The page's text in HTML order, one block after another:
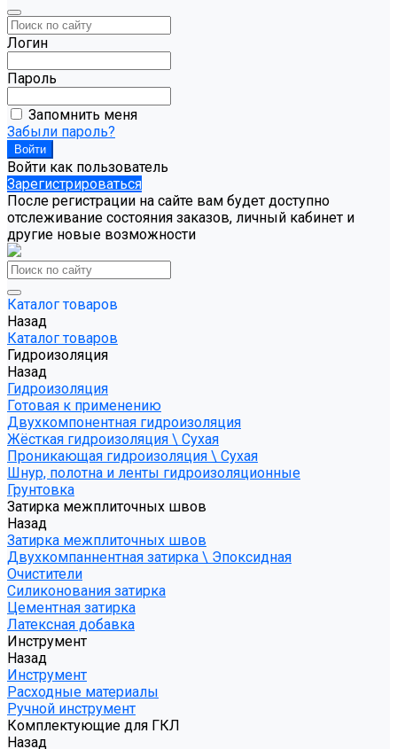
Логин
Пароль
Запомнить меня
Забыли пароль?
Войти как пользователь
Зарегистрироваться
После регистрации на сайте вам будет доступно
отслеживание состояния заказов, личный кабинет и
другие новые возможности
Каталог товаров
Назад
Каталог товаров
Гидроизоляция
Назад
Гидроизоляция
Готовая к применению
Двухкомпонентная гидроизоляция
Жёсткая гидроизоляция \ Сухая
Проникающая гидроизоляция \ Сухая
Шнур, полотна и ленты гидроизоляционные
Грунтовка
Затирка межплиточных швов
Назад
Затирка межплиточных швов
Двухкомпаннентная затирка \ Эпоксидная
Очистители
Силиконования затирка
Цементная затирка
Латексная добавка
Инструмент
Назад
Инструмент
Расходные материалы
Ручной инструмент
Комплектующие для ГКЛ
Назад